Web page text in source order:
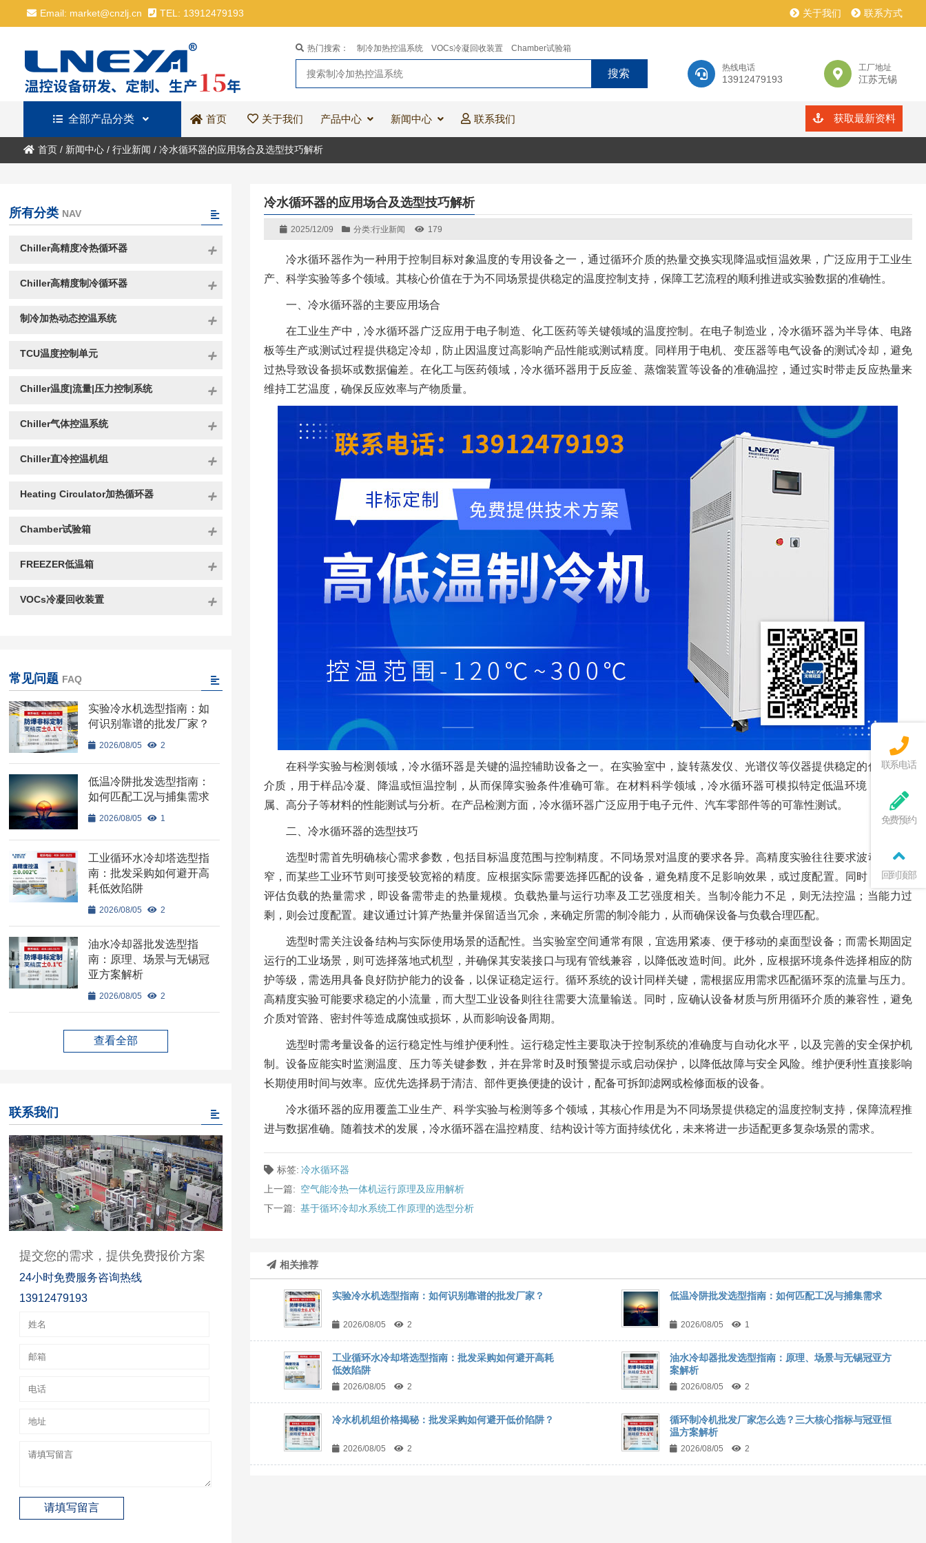
Email: market@cnzlj.cn TEL: 13912479193 关于我们 联系方式
热线电话
13912479193
工厂地址
江苏无锡
热门搜索： 制冷加热控温系统 VOCs冷凝回收装置 Chamber试验箱
全部产品分类 首页 关于我们 产品中心 新闻中心 联系我们 获取最新资料
首页/ 新闻中心/ 行业新闻 / 冷水循环器的应用场合及选型技巧解析
冷水循环器的应用场合及选型技巧解析
2025/12/09 分类:行业新闻 179
冷水循环器作为一种用于控制目标对象温度的专用设备之一，通过循环介质的热量交换实现降温或恒温效果，广泛应用于工业生
产、科学实验等多个领域。其核心价值在于为不同场景提供稳定的温度控制支持，保障工艺流程的顺利推进或实验数据的准确性。
一、冷水循环器的主要应用场合
在工业生产中，冷水循环器广泛应用于电子制造、化工医药等关键领域的温度控制。在电子制造业，冷水循环器为半导体、电路
板等生产或测试过程提供稳定冷却，防止因温度过高影响产品性能或测试精度。同样用于电机、变压器等电气设备的测试冷却，避免
过热导致设备损坏或数据偏差。在化工与医药领域，冷水循环器用于反应釜、蒸馏装置等设备的准确温控，通过实时带走反应热量来
维持工艺温度，确保反应效率与产物质量。
在科学实验与检测领域，冷水循环器是关键的温控辅助设备之一。在实验室中，旋转蒸发仪、光谱仪等仪器提供稳定的低温循环
介质，用于样品冷凝、降温或恒温控制，从而保障实验条件准确可靠。在材料科学领域，冷水循环器可模拟特定低温环境，支持金
属、高分子等材料的性能测试与分析。在产品检测方面，冷水循环器广泛应用于电子元件、汽车零部件等的可靠性测试。
二、冷水循环器的选型技巧
选型时需首先明确核心需求参数，包括目标温度范围与控制精度。不同场景对温度的要求各异。高精度实验往往要求波动范围较
窄，而某些工业环节则可接受较宽裕的精度。应根据实际需要选择匹配的设备，避免精度不足影响效果，或过度配置。同时，需准确
评估负载的热量需求，即设备需带走的热量规模。负载热量与运行功率及工艺强度相关。当制冷能力不足，则无法控温；当能力过
剩，则会过度配置。建议通过计算产热量并保留适当冗余，来确定所需的制冷能力，从而确保设备与负载合理匹配。
选型时需关注设备结构与实际使用场景的适配性。当实验室空间通常有限，宜选用紧凑、便于移动的桌面型设备；而需长期固定
运行的工业场景，则可选择落地式机型，并确保其安装接口与现有管线兼容，以降低改造时间。此外，应根据环境条件选择相应的防
护等级，需选用具备良好防护能力的设备，以保证稳定运行。循环系统的设计同样关键，需根据应用需求匹配循环泵的流量与压力。
高精度实验可能要求稳定的小流量，而大型工业设备则往往需要大流量输送。同时，应确认设备材质与所用循环介质的兼容性，避免
介质对管路、密封件等造成腐蚀或损坏，从而影响设备周期。
选型时需考量设备的运行稳定性与维护便利性。运行稳定性主要取决于控制系统的准确度与自动化水平，以及完善的安全保护机
制。设备应能实时监测温度、压力等关键参数，并在异常时及时预警提示或启动保护，以降低故障与安全风险。维护便利性直接影响
长期使用时间与效率。应优先选择易于清洁、部件更换便捷的设计，配备可拆卸滤网或检修面板的设备。
冷水循环器的应用覆盖工业生产、科学实验与检测等多个领域，其核心作用是为不同场景提供稳定的温度控制支持，保障流程推
进与数据准确。随着技术的发展，冷水循环器在温控精度、结构设计等方面持续优化，未来将进一步适配更多复杂场景的需求。
标签: 冷水循环器
上一篇: 空气能冷热一体机运行原理及应用解析
下一篇: 基于循环冷却水系统工作原理的选型分析
相关推荐
实验冷水机选型指南：如何识别靠谱的批发厂家？
2026/08/05 2
低温冷阱批发选型指南：如何匹配工况与捕集需求
2026/08/05 1
工业循环水冷却塔选型指南：批发采购如何避开高耗
低效陷阱
2026/08/05 2
油水冷却器批发选型指南：原理、场景与无锡冠亚方
案解析
2026/08/05 2
冷水机机组价格揭秘：批发采购如何避开低价陷阱？
2026/08/05 2
循环制冷机批发厂家怎么选？三大核心指标与冠亚恒
温方案解析
2026/08/05 2
所有分类 NAV
Chiller高精度冷热循环器
Chiller高精度制冷循环器
制冷加热动态控温系统
TCU温度控制单元
Chiller温度|流量|压力控制系统
Chiller气体控温系统
Chiller直冷控温机组
Heating Circulator加热循环器
Chamber试验箱
FREEZER低温箱
VOCs冷凝回收装置
常见问题 FAQ
实验冷水机选型指南：如
何识别靠谱的批发厂家？
2026/08/05 2
低温冷阱批发选型指南：
如何匹配工况与捕集需求
2026/08/05 1
工业循环水冷却塔选型指
南：批发采购如何避开高
耗低效陷阱
2026/08/05 2
油水冷却器批发选型指
南：原理、场景与无锡冠
亚方案解析
2026/08/05 2
查看全部
联系我们
提交您的需求，提供免费报价方案
24小时免费服务咨询热线
13912479193
联系电话
免费预约
回到顶部